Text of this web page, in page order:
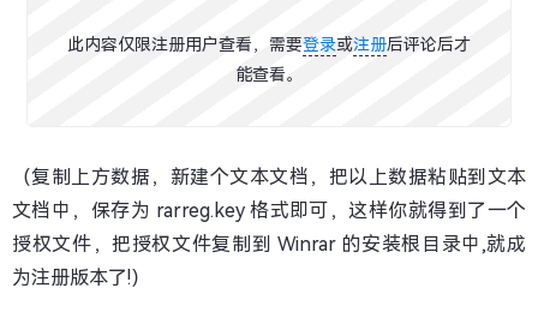
此内容仅限注册用户查看，需要登录或注册后评论后才
能查看。
（复制上方数据，新建个文本文档，把以上数据粘贴到文本
文档中，保存为 rarreg.key 格式即可，这样你就得到了一个
授权文件，把授权文件复制到 Winrar 的安装根目录中,就成
为注册版本了!）